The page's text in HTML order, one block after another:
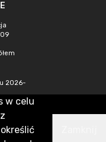
2026-
w celu